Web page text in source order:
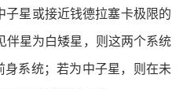
子星或接近钱德拉塞卡极限的
伴星为白矮星，则这两个系统
身系统；若为中子星，则在未